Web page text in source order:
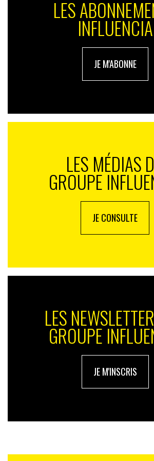
LES
INFLUENCIA
JE M'ABONNE
LES MÉDIAS
GROUPE
JE CONSULTE
LES
GROUPE
JE M'INSCRIS